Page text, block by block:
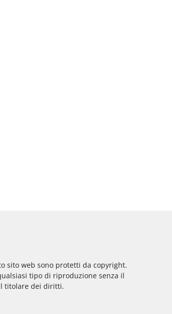
sito web sono protetti da copyright.
tipo di riproduzione senza il
titolare dei diritti.